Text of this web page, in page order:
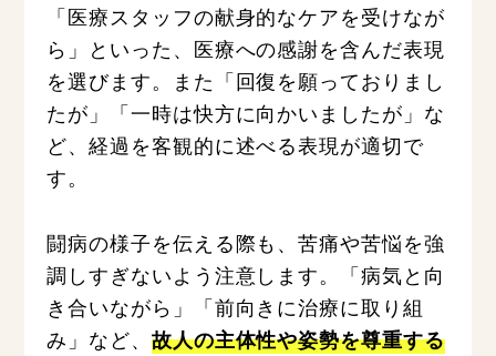
「医療スタッフの献身的なケアを受けなが
ら」といった、医療への感謝を含んだ表現
を選びます。また「回復を願っておりまし
たが」「一時は快方に向かいましたが」な
ど、経過を客観的に述べる表現が適切で
す。
闘病の様子を伝える際も、苦痛や苦悩を強
調しすぎないよう注意します。「病気と向
き合いながら」「前向きに治療に取り組
み」など、 故人の主体性や姿勢を尊重する